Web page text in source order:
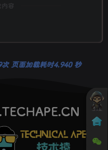
容
页面加载耗时4.940 秒